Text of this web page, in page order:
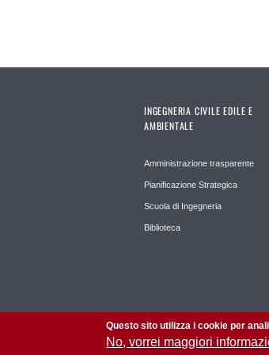
INGEGNERIA CIVILE EDILE E
AMBIENTALE
Amministrazione trasparente
Pianificazione Strategica
Scuola di Ingegneria
Biblioteca
Questo sito utilizza i cookie per
No, vorrei maggiori